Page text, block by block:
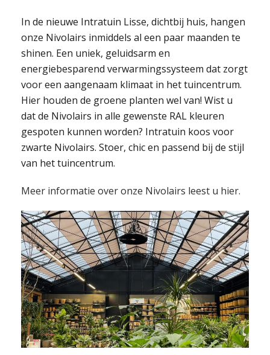
In de nieuwe Intratuin Lisse, dichtbij huis, hangen
onze Nivolairs inmiddels al een paar maanden te
shinen. Een uniek, geluidsarm en
energiebesparend verwarmingssysteem dat zorgt
voor een aangenaam klimaat in het tuincentrum.
Hier houden de groene planten wel van! Wist u
dat de Nivolairs in alle gewenste RAL kleuren
gespoten kunnen worden? Intratuin koos voor
zwarte Nivolairs. Stoer, chic en passend bij de stijl
van het tuincentrum.
Meer informatie over onze Nivolairs leest u hier.